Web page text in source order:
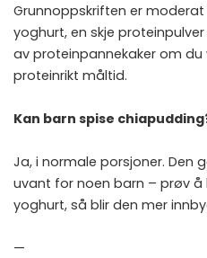
Grunnoppskriften er
yoghurt, en skje
av proteinpannekaker om du
proteinrikt måltid.
Kan barn spise
Ja, i normale porsjoner. Den
uvant for noen barn – prøv
yoghurt, så blir den mer
—